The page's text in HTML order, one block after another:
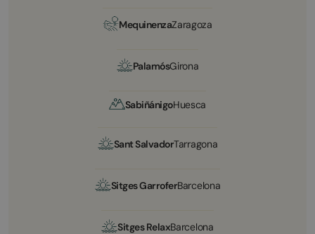
MequinenzaZaragoza
PalamósGirona
SabiñánigoHuesca
Sant SalvadorTarragona
Sitges GarroferBarcelona
Sitges RelaxBarcelona